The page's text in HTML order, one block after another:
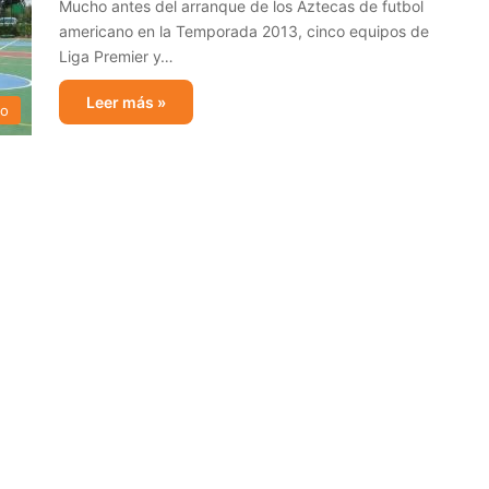
Mucho antes del arranque de los Aztecas de futbol
americano en la Temporada 2013, cinco equipos de
Liga Premier y…
Leer más »